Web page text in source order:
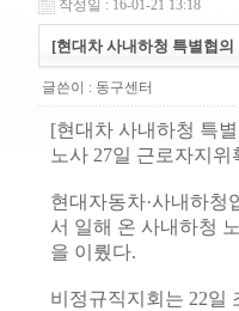
작성일 : 16-01-21 13:18
[현대차 사내하청 특별협
글쓴이 : 동구센터
[현대차 사내하청 특
노사 27일 근로자지
현대자동차·사내하청
서 일해 온 사내하청
을 이뤘다.
비정규직지회는 22일